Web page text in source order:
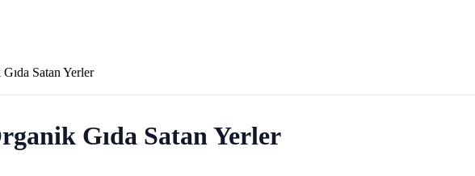
Satan Yerler
Gıda Satan Yerler